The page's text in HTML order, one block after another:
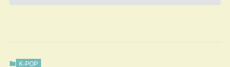
K-POP